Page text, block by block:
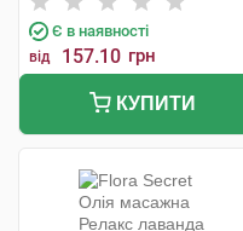
Є в наявності
від 157.10 грн
КУПИТИ